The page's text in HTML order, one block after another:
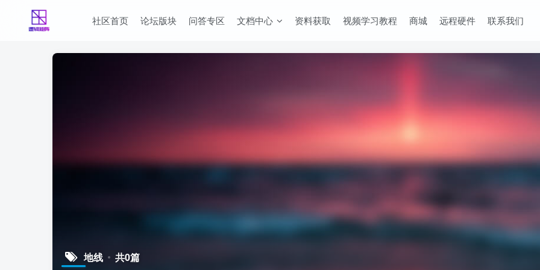
社区首页 论坛版块 问答专区 文档中心 资料获取 视频学习教程 商城 远程硬件 联系我们
地线 共0篇